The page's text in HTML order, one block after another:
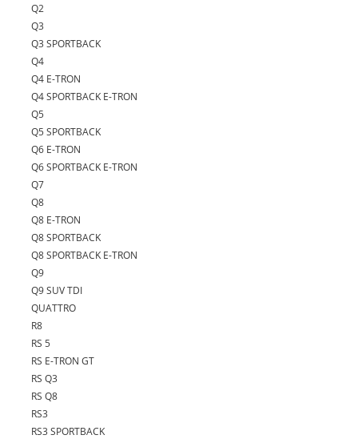
Q2
Q3
Q3 SPORTBACK
Q4
Q4 E-TRON
Q4 SPORTBACK E-TRON
Q5
Q5 SPORTBACK
Q6 E-TRON
Q6 SPORTBACK E-TRON
Q7
Q8
Q8 E-TRON
Q8 SPORTBACK
Q8 SPORTBACK E-TRON
Q9
Q9 SUV TDI
QUATTRO
R8
RS 5
RS E-TRON GT
RS Q3
RS Q8
RS3
RS3 SPORTBACK